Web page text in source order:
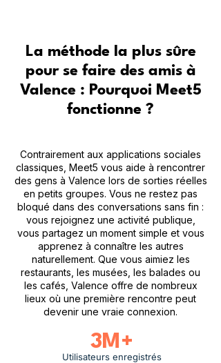
La méthode la plus sûre
pour se faire des amis à
Valence : Pourquoi Meet5
fonctionne ?
Contrairement aux applications sociales
classiques, Meet5 vous aide à rencontrer
des gens à Valence lors de sorties réelles
en petits groupes. Vous ne restez pas
bloqué dans des conversations sans fin :
vous rejoignez une activité publique,
vous partagez un moment simple et vous
apprenez à connaître les autres
naturellement. Que vous aimiez les
restaurants, les musées, les balades ou
les cafés, Valence offre de nombreux
lieux où une première rencontre peut
devenir une vraie connexion.
3M+
Utilisateurs enregistrés